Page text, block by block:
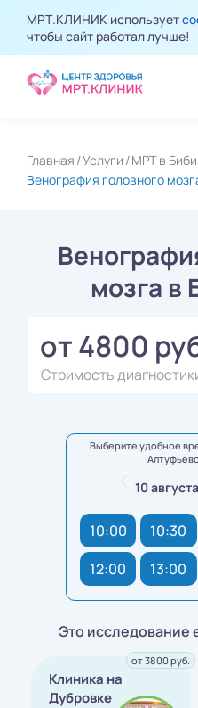
МРТ.КЛИНИК использует
чтобы сайт работал лучше!
Главная Услуги МРТ в
Венография головного
мозга в
от 4800
Стоимость
Выберите удобное
10
10:00 10:30
12:00
13:00
Это исследование
Клиника на
Дубровке
от 3800 руб.